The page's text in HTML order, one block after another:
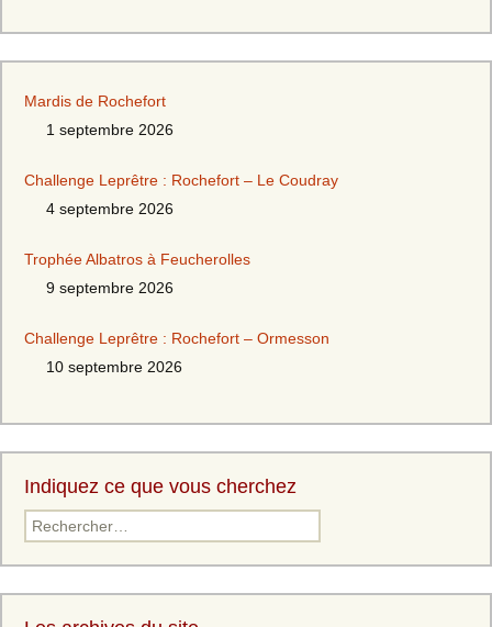
Mardis de Rochefort
1 septembre 2026
Challenge Leprêtre : Rochefort – Le Coudray
4 septembre 2026
Trophée Albatros à Feucherolles
9 septembre 2026
Challenge Leprêtre : Rochefort – Ormesson
10 septembre 2026
Indiquez ce que vous cherchez